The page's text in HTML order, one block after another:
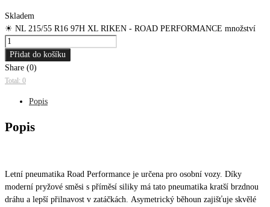
Skladem
☀ NL 215/55 R16 97H XL RIKEN - ROAD PERFORMANCE množství
Přidat do košíku
Share (0)
Total: 0
Popis
Popis
Letní pneumatika Road Performance je určena pro osobní vozy. Díky
moderní pryžové směsi s příměsí siliky má tato pneumatika kratší brzdnou
dráhu a lepší přilnavost v zatáčkách. Asymetrický běhoun zajišťuje skvělé